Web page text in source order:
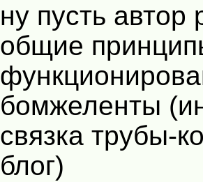
ну пусть автор
общие
бомжеленты
связка трубы-
блог)